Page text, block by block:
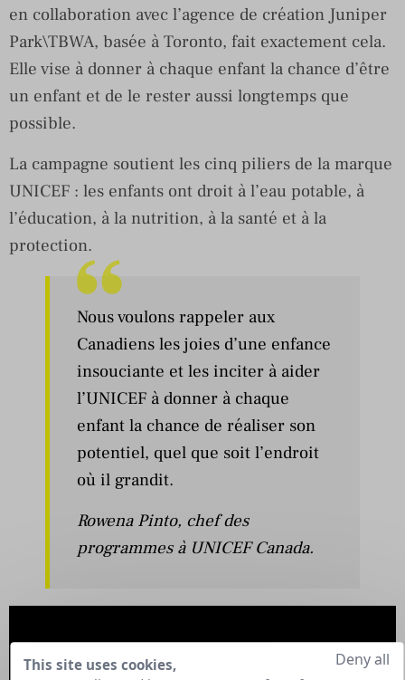
en collaboration avec l’agence de création Juniper
Park\TBWA, basée à Toronto, fait exactement cela.
Elle vise à donner à chaque enfant la chance d’être
un enfant et de le rester aussi longtemps que
possible.
La campagne soutient les cinq piliers de la marque
UNICEF : les enfants ont droit à l’eau potable, à
l’éducation, à la nutrition, à la santé et à la
protection.
Nous voulons rappeler aux
Canadiens les joies d’une enfance
insouciante et les inciter à aider
l’UNICEF à donner à chaque
enfant la chance de réaliser son
potentiel, quel que soit l’endroit
où il grandit.
Rowena Pinto, chef des
programmes à UNICEF Canada.
This site uses cookies,
Deny all